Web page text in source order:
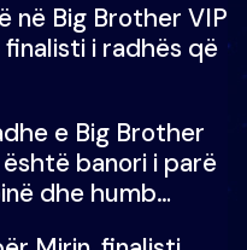
në Big Brother VIP
i radhës që
e Big Brother
banori i parë
dhe humb